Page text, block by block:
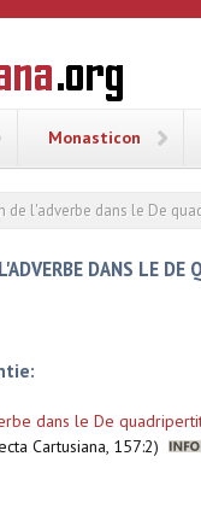
Monasticon
de l'adverbe dans le De
DANS LE DE
dans le De
Cartusiana, 157:2)